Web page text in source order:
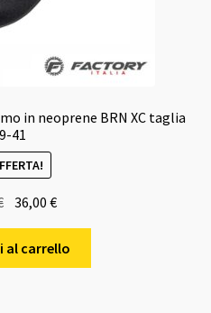
in neoprene BRN XC taglia
41
originale
era:
36,00€Il
attuale
è:
al carrello